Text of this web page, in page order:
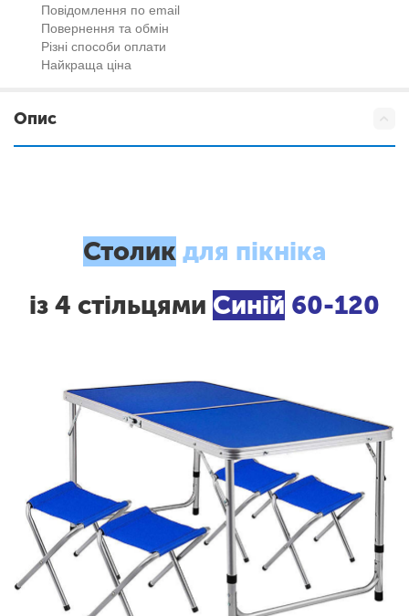
Повідомлення по email
Повернення та обмін
Різні способи оплати
Найкраща ціна
Опис
Столик для пікніка
із 4 стільцями Синій 60-120